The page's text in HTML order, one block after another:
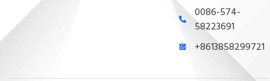
0086-574-
58223691
+8613858299721